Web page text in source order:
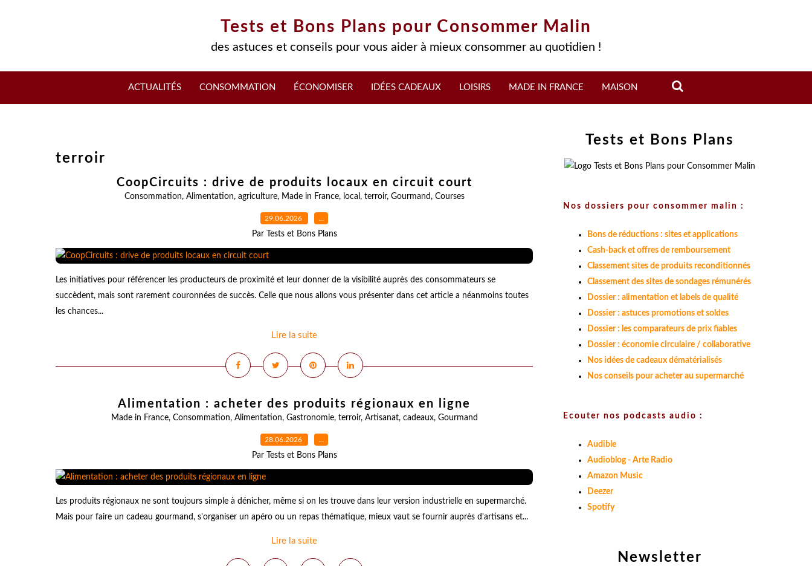
Tests et Bons Plans pour Consommer Malin
des astuces et conseils pour vous aider à mieux consommer au quotidien !
ACTUALITÉS CONSOMMATION ÉCONOMISER IDÉES CADEAUX LOISIRS MADE IN FRANCE MAISON
terroir
CoopCircuits : drive de produits locaux en circuit court
Consommation, Alimentation, agriculture, Made in France, local , terroir, Gourmand, Courses
29.06.2026 …
Par Tests et Bons Plans
Les initiatives pour référencer les producteurs de proximité et leur donner de la visibilité auprès des consommateurs se
succèdent, mais sont rarement couronnées de succès. Celle que nous allons vous présenter dans cet article a néanmoins toutes
les chances...
Lire la suite
Alimentation : acheter des produits régionaux en ligne
Made in France, Consommation, Alimentation, Gastronomie, terroir, Artisanat, cadeaux, Gourmand
28.06.2026 …
Par Tests et Bons Plans
Les produits régionaux ne sont toujours simple à dénicher, même si on les trouve dans leur version industrielle en supermarché.
Mais pour faire un cadeau gourmand, s'organiser un apéro ou un repas thématique, mieux vaut se fournir auprès d'artisans et...
Lire la suite
Newsletter
Tests et Bons Plans
Nos dossiers pour consommer malin :
Bons de réductions : sites et applications
Cash-back et offres de remboursement
Classement sites de produits reconditionnés
Classement des sites de sondages rémunérés
Dossier : alimentation et labels de qualité
Dossier : astuces promotions et soldes
Dossier : les comparateurs de prix fiables
Dossier : économie circulaire / collaborative
Nos idées de cadeaux dématérialisés
Nos conseils pour acheter au supermarché
Ecouter nos podcasts audio :
Audible
Audioblog - Arte Radio
Amazon Music
Deezer
Spotify